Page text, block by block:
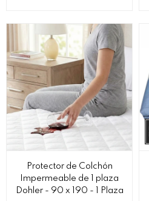
Protector de Colchón
Impermeable de 1 plaza
Dohler - 90 x 190 - 1 Plaza